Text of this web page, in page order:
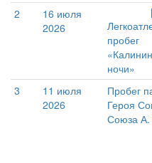
2
16 июля
2026
пробег
ночи»
3
11 июля
2026
Пробег
Героя
Союза А.